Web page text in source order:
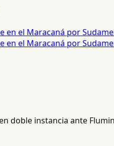
el Maracaná por
el Maracaná por